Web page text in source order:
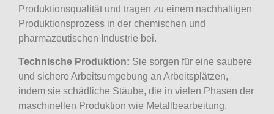
Produktionsqualität und tragen zu einem nachhaltigen
Produktionsprozess in der chemischen und
pharmazeutischen Industrie bei.
Technische Produktion: Sie sorgen für eine saubere
und sichere Arbeitsumgebung an Arbeitsplätzen,
indem sie schädliche Stäube, die in vielen Phasen der
maschinellen Produktion wie Metallbearbeitung,